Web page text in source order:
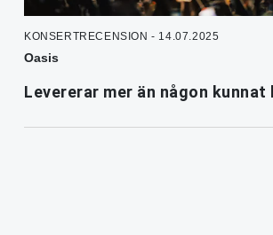
KONSERTRECENSION - 14.07.2025
Oasis
Levererar mer än någon kunnat